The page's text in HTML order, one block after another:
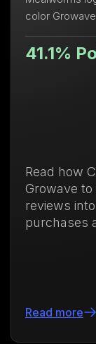
Points
Chubby
to combine
into one
and